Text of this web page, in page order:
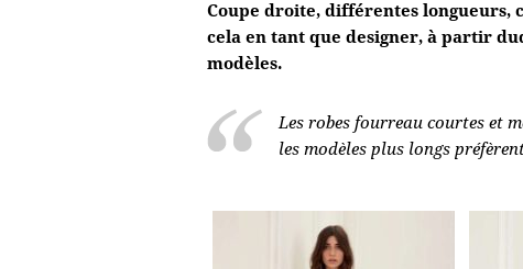
Coupe droite, différentes longueurs,
cela en tant que designer, à partir
modèles.
Les robes fourreau courtes et
les modèles plus longs